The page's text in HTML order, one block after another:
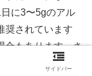
に3〜5gのアル
奨されています
合もあります。さ
人にとっては副作
サイドバー